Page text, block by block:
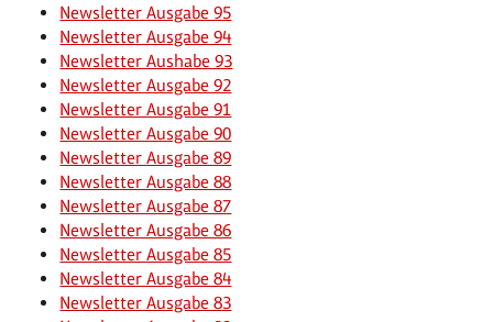
Newsletter Ausgabe 95
Newsletter Ausgabe 94
Newsletter Aushabe 93
Newsletter Ausgabe 92
Newsletter Ausgabe 91
Newsletter Ausgabe 90
Newsletter Ausgabe 89
Newsletter Ausgabe 88
Newsletter Ausgabe 87
Newsletter Ausgabe 86
Newsletter Ausgabe 85
Newsletter Ausgabe 84
Newsletter Ausgabe 83